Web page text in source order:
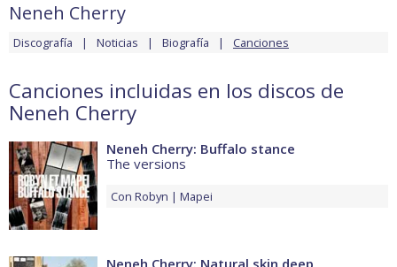
Neneh Cherry
Discografía Noticias Biografía Canciones
Canciones incluidas en los discos de
Neneh Cherry
Neneh Cherry: Buffalo stance
The versions
Con Robyn Mapei